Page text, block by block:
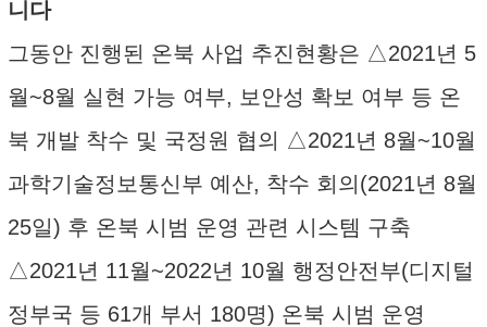
니다
그동안 진행된 온북 사업 추진현황은 △2021년 5
월~8월 실현 가능 여부, 보안성 확보 여부 등 온
북 개발 착수 및 국정원 협의 △2021년 8월~10월
과학기술정보통신부 예산, 착수 회의(2021년 8월
25일) 후 온북 시범 운영 관련 시스템 구축
△2021년 11월~2022년 10월 행정안전부(디지털
정부국 등 61개 부서 180명) 온북 시범 운영